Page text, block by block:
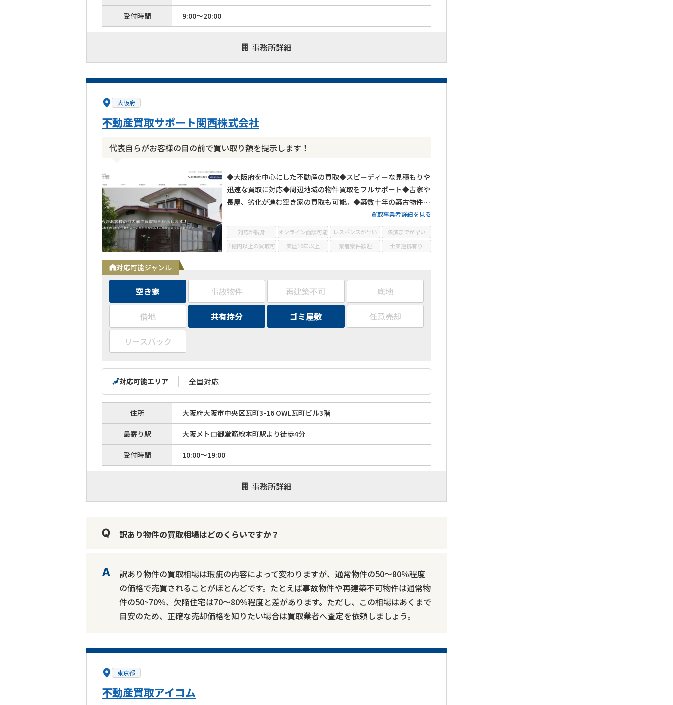
受付時間 9:00～20:00
事務所詳細
大阪府
不動産買取サポート関西株式会社
代表自らがお客様の目の前で買い取り額を提示します！
◆大阪府を中心にした不動産の買取◆スピーディーな見積もりや
迅速な買取に対応◆周辺地域の物件買取をフルサポート◆古家や
長屋、劣化が進む空き家の買取も可能。◆築数十年の築古物件や
心理的瑕疵物件の買取もOK◆お客様第一主義で取り組む買取
買取事業者詳細を見る
対応可能ジャンル
空き家 事故物件 再建築不可 底地
借地 共有持分 ゴミ屋敷 任意売却
リースバック
住所 大阪府大阪市中央区瓦町3-16 OWL瓦町ビル3階
最寄り駅 大阪メトロ御堂筋線本町駅より徒歩4分
受付時間 10:00～19:00
事務所詳細
対応可能エリア 全国対応
対応が親身 オンライン面談可能 レスポンスが早い
決済までが早い
1億円以上の買取可
業歴10年以上 業者案件歓迎 士業連携有り
訳あり物件の買取相場はどのくらいですか？
訳あり物件の買取相場は瑕疵の内容によって変わりますが、通常物件の50～80％程度
の価格で売買されることがほとんどです。たとえば事故物件や再建築不可物件は通常物
件の50~70％、欠陥住宅は70～80％程度と差があります。ただし、この相場はあくまで
目安のため、正確な売却価格を知りたい場合は買取業者へ査定を依頼しましょう。
東京都
不動産買取アイコム